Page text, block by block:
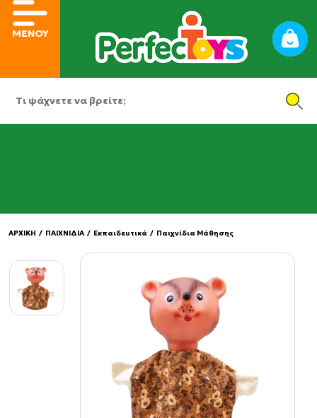
ΜΕΝΟΥ
ΑΡΧΙΚΗ / ΠΑΙΧΝΙΔΙΑ / Εκπαιδευτικά / Παιχνίδια Μάθησης